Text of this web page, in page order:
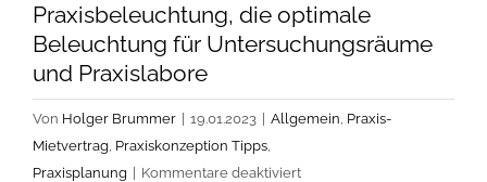
Praxisbeleuchtung, die optimale
Beleuchtung für Untersuchungsräume
und Praxislabore
Von Holger Brummer 19.01.2023 Allgemein, Praxis-
Mietvertrag, Praxiskonzeption Tipps,
Praxisplanung
Kommentare deaktiviertfür